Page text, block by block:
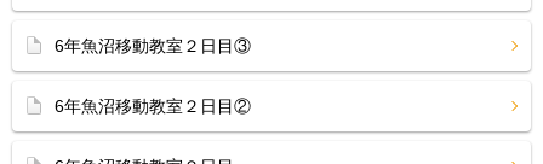
6年魚沼移動教室２日目③
6年魚沼移動教室２日目②